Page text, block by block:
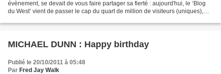
évènement, se devait de vous faire partager sa fierté : aujourd'hui, le ‘Blog
du West’ vient de passer le cap du quart de million de visiteurs (uniques),
MICHAEL DUNN : Happy birthday
Publié le 20/10/2011 à 05:48
Par Fred Jay Walk